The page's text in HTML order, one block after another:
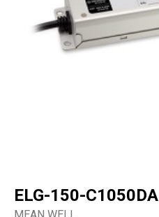
ELG-150-C1050DA